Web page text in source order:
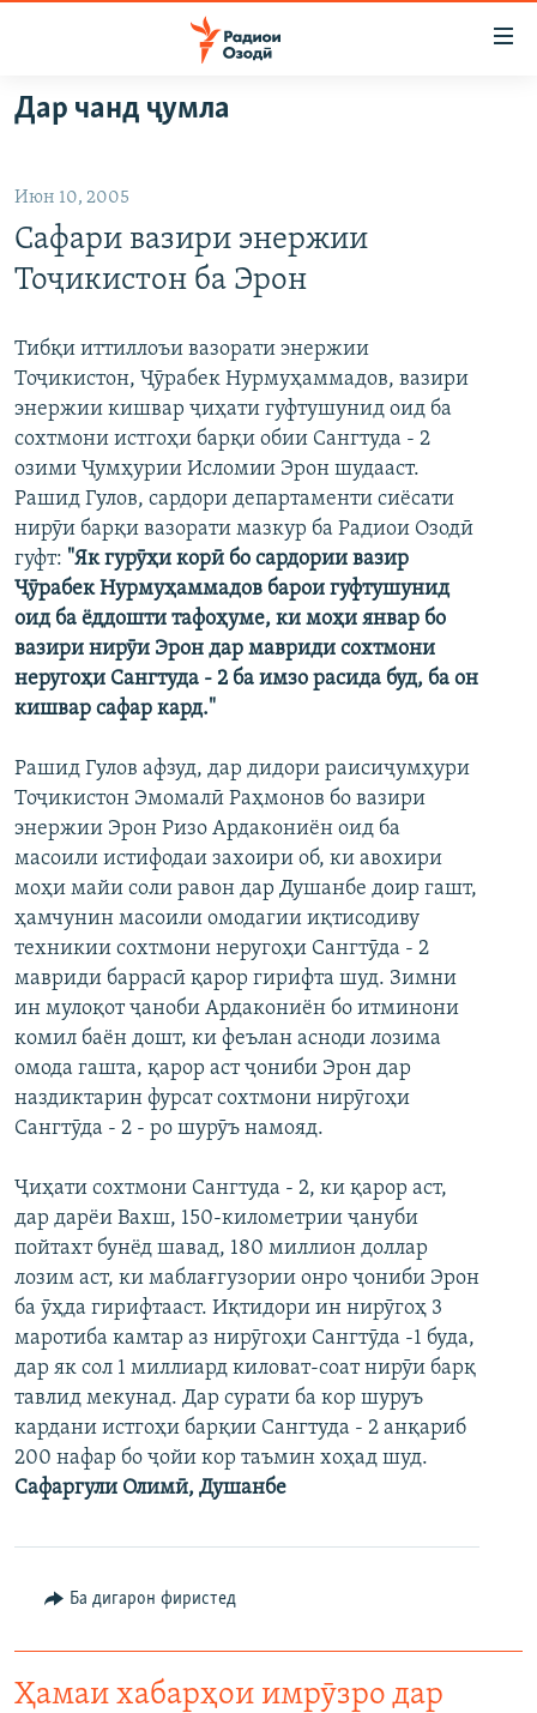
Ҷаҳиш
ба
аслӣ
ба
феҳристи
Ҷаҳиш
ба
ҷустор
ГӮШАҲО
ҶОМЕА
ОСИЁИ МАРКАЗӢ
ФАРҲАНГ
МЕҲМОНИ ОЗОДӢ
ВАРЗИШ
САЛОМ, ХОҲАР
ТАҲҚИҚОТ
ҶАНГ ДАР УКРАИНА
НАЗАРИ МАРДУМ
БЛОГИСТОН
ОЗОДӢ ОНЛАЙН
ЧАНДРАСОНАӢ
ВИДЕО
НИГОРИСТОН
ГУЗОРИШҲОИ РАДИОӢ
РӮЙХАТҲО
КИТОБҲОИ ОЗОДӢ
Русский
ПАЙГИРӢ КУНЕД
Ҳамаи сомонаҳои RFE/RL
Дар чанд ҷумла
Июн 10, 2005
Сафари вазири энержии
Тоҷикистон ба Эрон
Тибқи иттиллоъи вазорати энержии
Тоҷикистон, Ҷӯрабек Нурмуҳаммадов, вазири
энержии кишвар ҷиҳати гуфтушунид оид ба
сохтмони истгоҳи барқи обии Сангтуда - 2
озими Ҷумҳурии Исломии Эрон шудааст.
Рашид Гулов, сардори департаменти сиёсати
нирӯи барқи вазорати мазкур ба Радиои Озодӣ
гуфт: "Як гурӯҳи корӣ бо сардории вазир
Ҷӯрабек Нурмуҳаммадов барои гуфтушунид
оид ба ёддошти тафоҳуме, ки моҳи январ бо
вазири нирӯи Эрон дар мавриди сохтмони
неругоҳи Сангтуда - 2 ба имзо расида буд, ба он
кишвар сафар кард."
Рашид Гулов афзуд, дар дидори раисиҷумҳури
Тоҷикистон Эмомалӣ Раҳмонов бо вазири
энержии Эрон Ризо Ардакониён оид ба
масоили истифодаи захоири об, ки авохири
моҳи майи соли равон дар Душанбе доир гашт,
ҳамчунин масоили омодагии иқтисодиву
техникии сохтмони неругоҳи Сангтӯда - 2
мавриди баррасӣ қарор гирифта шуд. Зимни
ин мулоқот ҷаноби Ардакониён бо итминони
комил баён дошт, ки феълан асноди лозима
омода гашта, қарор аст ҷониби Эрон дар
наздиктарин фурсат сохтмони нирӯгоҳи
Сангтӯда - 2 - ро шурӯъ намояд.
Ҷиҳати сохтмони Сангтуда - 2, ки қарор аст,
дар дарёи Вахш, 150-километрии ҷануби
пойтахт бунёд шавад, 180 миллион доллар
лозим аст, ки маблағгузории онро ҷониби Эрон
ба ӯҳда гирифтааст. Иқтидори ин нирӯгоҳ 3
маротиба камтар аз нирӯгоҳи Сангтӯда -1 буда,
дар як сол 1 миллиард киловат-соат нирӯи барқ
тавлид мекунад. Дар сурати ба кор шуруъ
кардани истгоҳи барқии Сангтуда - 2 анқариб
200 нафар бо ҷойи кор таъмин хоҳад шуд.
Сафаргули Олимӣ, Душанбе
Ба дигарон фиристед
Ҳамаи хабарҳои имрӯзро дар